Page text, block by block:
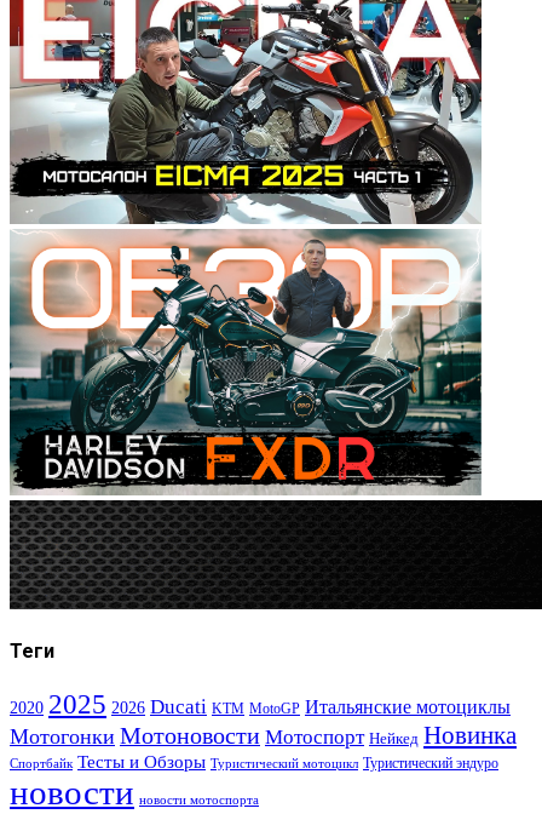
Теги
2020 2025 2026 Ducati KTM MotoGP Итальянские мотоциклы
Мотогонки Мотоновости Мотоспорт Нейкед Новинка
Спортбайк Тесты и Обзоры Туристический мотоцикл Туристический эндуро
новости новости мотоспорта